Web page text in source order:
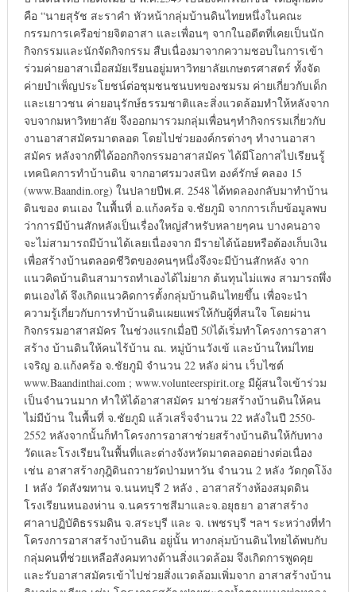
คือ “นายสุรัช สะราคำ หัวหน้ากลุ่มบ้านดินไทยหนึ่งในคณะ
กรรมการเครือข่ายจิตอาสา และเพื่อนๆ จากในอดีตที่เคยเป็นนัก
กิจกรรมและนักจัดกิจกรรม สืบเนื่องมาจากความชอบในการเข้า
ร่วมค่ายอาสาเมื่อสมัยเรียนอยู่มหาวิทยาลัยเกษตรศาสตร์ ทั้งจัด
ค่ายบำเพ็ญประโยชน์ต่อชุมชนชนบทของชมรม ค่ายเกี่ยวกับเด็ก
และเยาวชน ค่ายอนุรักษ์ธรรมชาติและสิ่งแวดล้อมทำให้หลังจาก
จบจากมหาวิทยาลัย จึงออกมารวมกลุ่มเพื่อนๆทำกิจกรรมเกี่ยวกับ
งานอาสาสมัครมาตลอด โดยไปช่วยองค์กรต่างๆ ทำงานอาสา
สมัคร หลังจากที่ได้ออกกิจกรรมอาสาสมัคร ได้มีโอกาสไปเรียนรู้
เทคนิคการทำบ้านดิน จากอาศรมวงสนิท องค์รักษ์ คลอง 15
(www.Baandin.org) ในปลายปีพ.ศ. 2548 ได้ทดลองกลับมาทำบ้าน
ดินของ ตนเอง ในพื้นที่ อ.แก้งคร้อ จ.ชัยภูมิ จากการเก็บข้อมูลพบ
ว่าการมีบ้านสักหลังเป็นเรื่องใหญ่สำหรับหลายๆคน บางคนอาจ
จะไม่สามารถมีบ้านได้เลยเนื่องจาก มีรายได้น้อยหรือต้องเก็บเงิน
เพื่อสร้างบ้านตลอดชีวิตของคนๆหนึ่งจึงจะมีบ้านสักหลัง จาก
แนวคิดบ้านดินสามารถทำเองได้ไม่ยาก ต้นทุนไม่แพง สามารถพึ่ง
ตนเองได้ จึงเกิดแนวคิดการตั้งกลุ่มบ้านดินไทยขึ้น เพื่อจะนำ
ความรู้เกี่ยวกับการทำบ้านดินเผยแพร่ให้กับผู้ที่สนใจ โดยผ่าน
กิจกรรมอาสาสมัคร ในช่วงแรกเมื่อปี 50ได้เริ่มทำโครงการอาสา
สร้าง บ้านดินให้คนไร้บ้าน ณ. หมู่บ้านวังเข้ และบ้านใหม่ไทย
เจริญ อ.แก้งคร้อ จ.ชัยภูมิ จำนวน 22 หลัง ผ่าน เว็บไซต์
www.Baandinthai.com ; www.volunteerspirit.org มีผู้สนใจเข้าร่วม
เป็นจำนวนมาก ทำให้ได้อาสาสมัคร มาช่วยสร้างบ้านดินให้คน
ไม่มีบ้าน ในพื้นที่ จ.ชัยภูมิ แล้วเสร็จจำนวน 22 หลังในปี 2550-
2552 หลังจากนั้นก็ทำโครงการอาสาช่วยสร้างบ้านดินให้กับทาง
วัดและโรงเรียนในพื้นที่และต่างจังหวัดมาตลอดอย่างต่อเนื่อง
เช่น อาสาสร้างกุฎิดินถวายวัดป่ามหาวัน จำนวน 2 หลัง วัดกุดโง้ง
1 หลัง วัดสังฆทาน จ.นนทบุรี 2 หลัง , อาสาสร้างห้องสมุดดิน
โรงเรียนหนองห่าน จ.นครราชสีมาและจ.อยุธยา อาสาสร้าง
ศาลาปฏิบัติธรรมดิน จ.สระบุรี และ จ. เพชรบุรี ฯลฯ ระหว่างที่ทำ
โครงการอาสาสร้างบ้านดิน อยู่นั้น ทางกลุ่มบ้านดินไทยได้พบกับ
กลุ่มคนที่ช่วยเหลือสังคมทางด้านสิ่งแวดล้อม จึงเกิดการพูดคุย
และรับอาสาสมัครเข้าไปช่วยสิ่งแวดล้อมเพิ่มจาก อาสาสร้างบ้าน